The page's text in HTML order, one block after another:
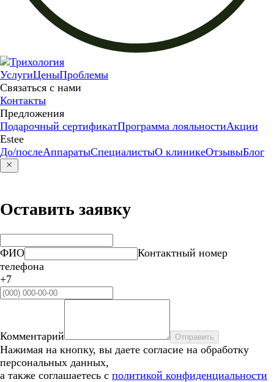
УслугиЦеныПроблемы
Связаться с нами
Контакты
Предложения
Подарочный сертификатПрограмма лояльностиАкции
Estee
До/послеАппаратыСпециалистыО клиникеОтзывыБлог
Оставить заявку
ФИО
Контактный номер
телефона
+7
Комментарий Отправить
Нажимая на кнопку, вы даете согласие на обработку
персональных данных,
а также соглашаетесь с политикой конфиденциальности